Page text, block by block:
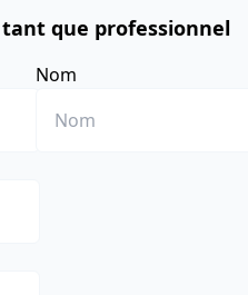
que professionnel
Nom